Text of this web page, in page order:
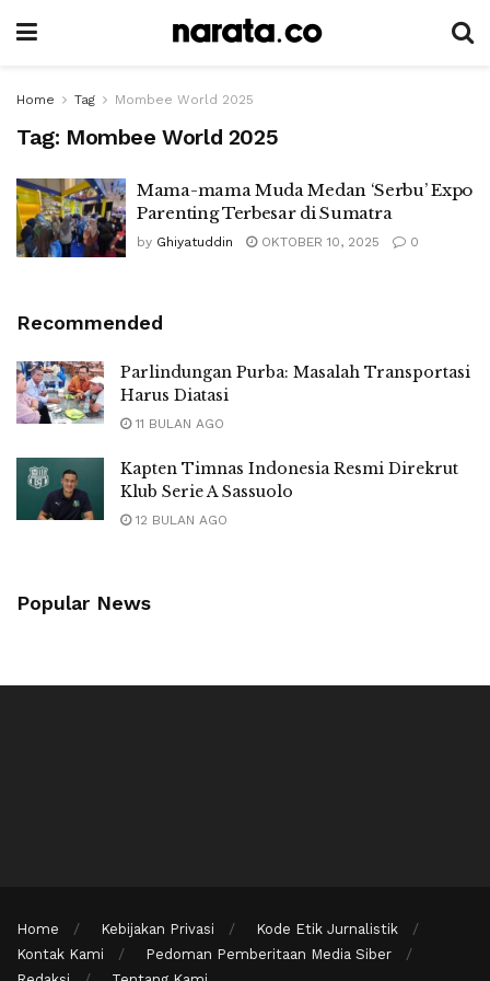
Home Tag Mombee World 2025
Tag: Mombee World 2025
Mama-mama Muda Medan ‘Serbu’ Expo
Parenting Terbesar di Sumatra
by Ghiyatuddin OKTOBER 10, 2025 0
Recommended
Parlindungan Purba: Masalah Transportasi
Harus Diatasi
11 BULAN AGO
Kapten Timnas Indonesia Resmi Direkrut
Klub Serie A Sassuolo
12 BULAN AGO
Popular News
Home Kebijakan Privasi
Kode Etik Jurnalistik
Kontak Kami
Pedoman Pemberitaan Media Siber